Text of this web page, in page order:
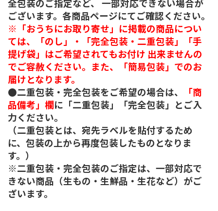
全包装のご指定など、 一部対応できない場合が
ございます。各商品ページにてご確認ください。
※「おうちにお取り寄せ」に掲載の商品につい
ては、「のし」・「完全包装・二重包装」「手
提げ袋」はご希望されてもお付け 出来ませんの
でご容赦ください。また、「簡易包装」でのお
届けとなります。
●二重包装・完全包装をご希望の場合は、
「商
品備考」欄に「二重包装」「完全包装」とご入
力ください。
（二重包装とは、宛先ラベルを貼付するため
に、包装の上から再度包装したものとなりま
す。）
※二重包装・完全包装のご指定は、一部対応で
きない商品（生もの・生鮮品・生花など）がご
ざいます。